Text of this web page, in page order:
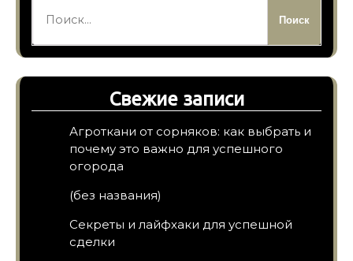
Свежие записи
Агроткани от сорняков: как выбрать и
почему это важно для успешного
огорода
(без названия)
Секреты и лайфхаки для успешной
сделки